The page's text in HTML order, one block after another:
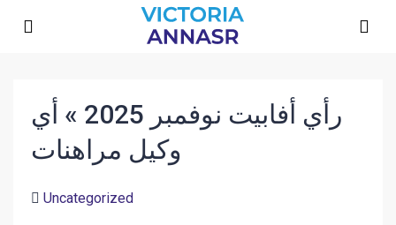
رأي أفابيت نوفمبر 2025 » أي
وكيل مراهنات
Uncategorized